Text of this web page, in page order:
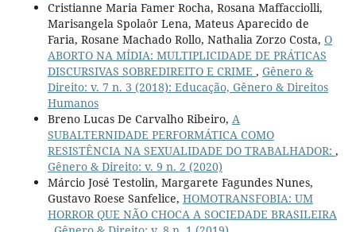
Cristianne Maria Famer Rocha, Rosana Maffacciolli,
Marisangela Spolaôr Lena, Mateus Aparecido de
Faria, Rosane Machado Rollo, Nathalia Zorzo Costa, O
ABORTO NA MÍDIA: MULTIPLICIDADE DE PRÁTICAS
DISCURSIVAS SOBREDIREITO E CRIME , Gênero &
Direito: v. 7 n. 3 (2018): Educação, Gênero & Direitos
Humanos
Breno Lucas De Carvalho Ribeiro, A
SUBALTERNIDADE PERFORMÁTICA COMO
RESISTÊNCIA NA SEXUALIDADE DO TRABALHADOR: ,
Gênero & Direito: v. 9 n. 2 (2020)
Márcio José Testolin, Margarete Fagundes Nunes,
Gustavo Roese Sanfelice, HOMOTRANSFOBIA: UM
HORROR QUE NÃO CHOCA A SOCIEDADE BRASILEIRA